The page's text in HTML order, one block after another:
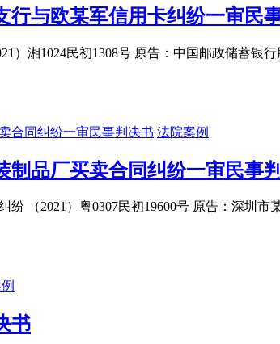
行与欧某军信用卡纠纷一审民
）湘1024民初1308号 原告：中国邮政储蓄银
法院案例
制品厂买卖合同纠纷一审民事
（2021）粤0307民初19600号 原告：深圳
书